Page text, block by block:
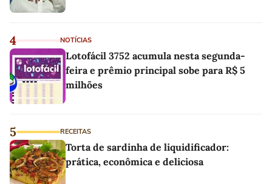
4 NOTÍCIAS
Lotofácil 3752 acumula nesta segunda-
feira e prêmio principal sobe para R$ 5
milhões
5 RECEITAS
Torta de sardinha de liquidificador:
prática, econômica e deliciosa